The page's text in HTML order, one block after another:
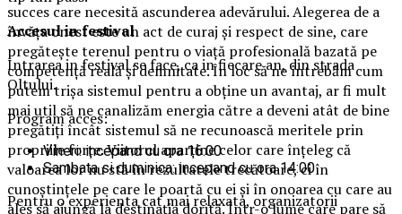
succes care necesită ascunderea adevărului. Alegerea de a
învăța onest este un act de curaj și respect de sine, care
pregătește terenul pentru o viață profesională bazată pe
competență reală și demnitate. În loc să ne întrebăm cum
putem trișa sistemul pentru a obține un avantaj, ar fi mult
mai util să ne canalizăm energia către a deveni atât de bine
pregătiți încât sistemul să ne recunoască meritele prin
propriile forțe. Viitorul aparține celor care înțeleg că
valoarea lor nu stă în rezultatele trecătoare, ci în
cunoștințele pe care le poartă cu ei și în onoarea cu care au
ales să ajungă la destinația dorită. Într-o lume care pare să
Accesul in festival
Intrarea in festival se face, ca in fiecare an, din strada
Oltului.
Program acces:
Vineri: incepand cu ora 16:00
Sambata si duminica: incepand cu ora 14:00
Pentru o experienta cat mai relaxata, organizatorii